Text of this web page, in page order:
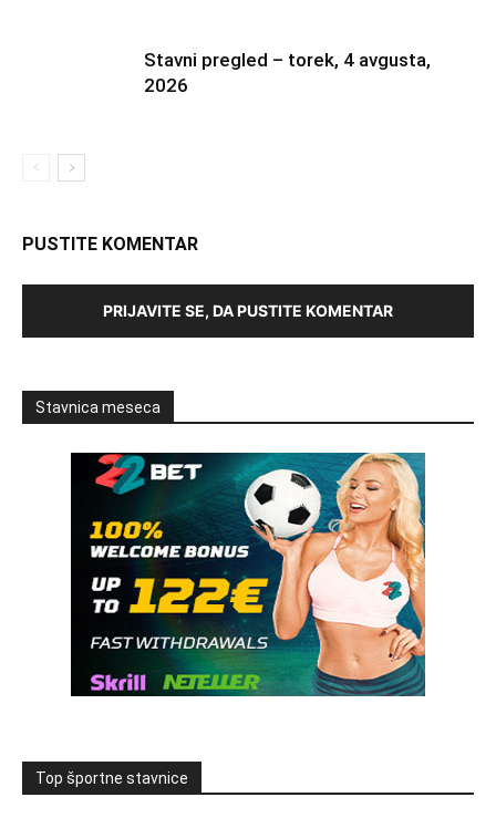
Stavni pregled – torek, 4 avgusta,
2026
PUSTITE KOMENTAR
PRIJAVITE SE, DA PUSTITE KOMENTAR
Stavnica meseca
Top športne stavnice